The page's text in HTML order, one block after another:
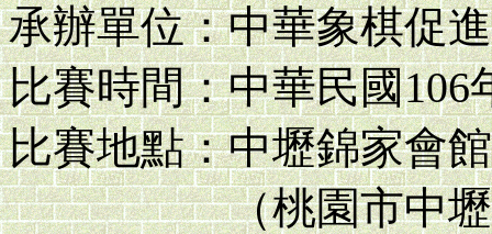
承辦單位：中華象棋促
比賽時間：中華民國106
比賽地點：中壢錦家會館
（桃園市中壢區